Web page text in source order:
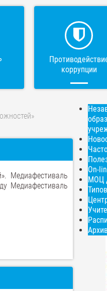
коррупции
Медиафестиваль
Медиафестиваль
On-
МОЦ